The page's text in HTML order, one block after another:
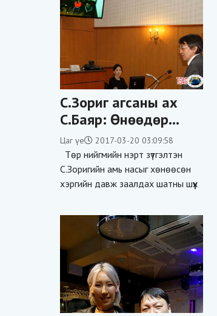
С.Зориг агсаны ах
С.Баяр: Өнөөдөр
намынхан нь юу ч
дуугарахгүй байна
Цаг үе 2017-03-20 03:09:58
Төр нийгмийн нэрт зүтгэлтэн
С.Зоригийн амь насыг хөнөөсөн
хэргийн давж заалдах шатны шүүх